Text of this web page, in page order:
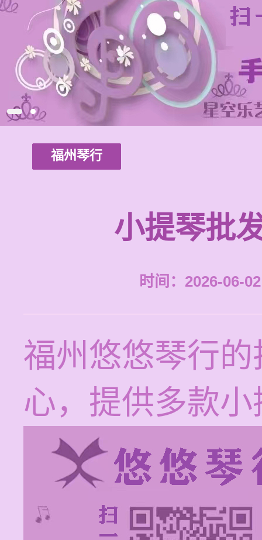
福州琴行
小提琴批
时间：2026-06-
福州悠悠琴行
心，提供多款